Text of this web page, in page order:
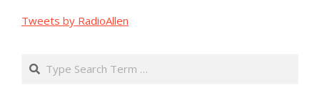
Tweets by RadioAllen
Search